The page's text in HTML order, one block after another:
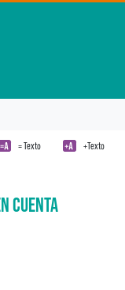
= Texto +Texto
CUENTA